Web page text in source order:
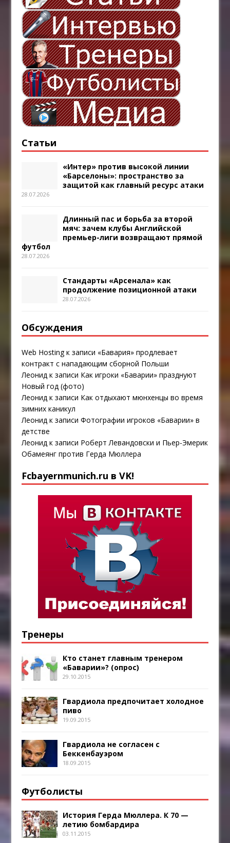
Статьи
«Интер» против высокой линии
«Барселоны»: пространство за
защитой как главный ресурс атаки
28.07.2026
Длинный пас и борьба за второй
мяч: зачем клубы Английской
премьер-лиги возвращают прямой
футбол
28.07.2026
Стандарты «Арсенала» как
продолжение позиционной атаки
28.07.2026
Обсуждения
Web Hostingк записи «Бавария» продлевает
контракт с нападающим сборной Польши
Леонид к записи Как игроки «Баварии» празднуют
Новый год (фото)
Леонид к записи Как отдыхают мюнхенцы во время
зимних каникул
Леонид к записиФотографии игроков «Баварии» в
детстве
Леонид к записи Роберт Левандовски и Пьер-Эмерик
Обамеянг против Герда Мюллера
Fcbayernmunich.ru в VK!
Тренеры
Кто станет главным тренером
«Баварии»? (опрос)
29.10.2015
Гвардиола предпочитает холодное
пиво
19.09.2015
Гвардиола не согласен с
Беккенбауэром
18.09.2015
Футболисты
История Герда Мюллера. К 70 —
летию бомбардира
03.11.2015